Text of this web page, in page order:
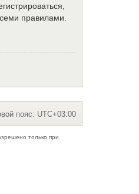
правилами.
пояс: UTC+03:00
только при